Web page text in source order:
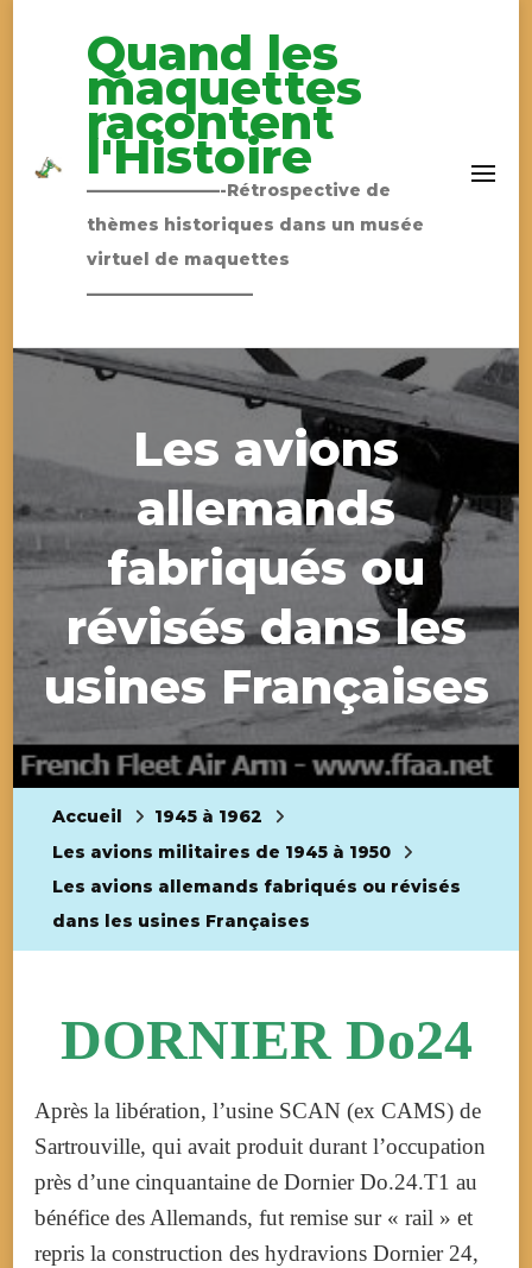
Quand les
maquettes
racontent
l'Histoire
————————-Rétrospective de
thèmes historiques dans un musée
virtuel de maquettes
——————————
Les avions
allemands
fabriqués ou
révisés dans les
usines Françaises
Accueil
1945 à 1962
Les avions militaires de 1945 à 1950
Les avions allemands fabriqués ou révisés
dans les usines Françaises
DORNIER Do24
Après la libération, l’usine SCAN (ex CAMS) de
Sartrouville, qui avait produit durant l’occupation
près d’une cinquantaine de Dornier Do.24.T1 au
bénéfice des Allemands, fut remise sur « rail » et
repris la construction des hydravions Dornier 24,